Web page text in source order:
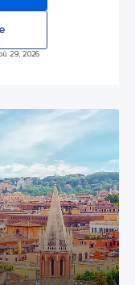
29, 2026